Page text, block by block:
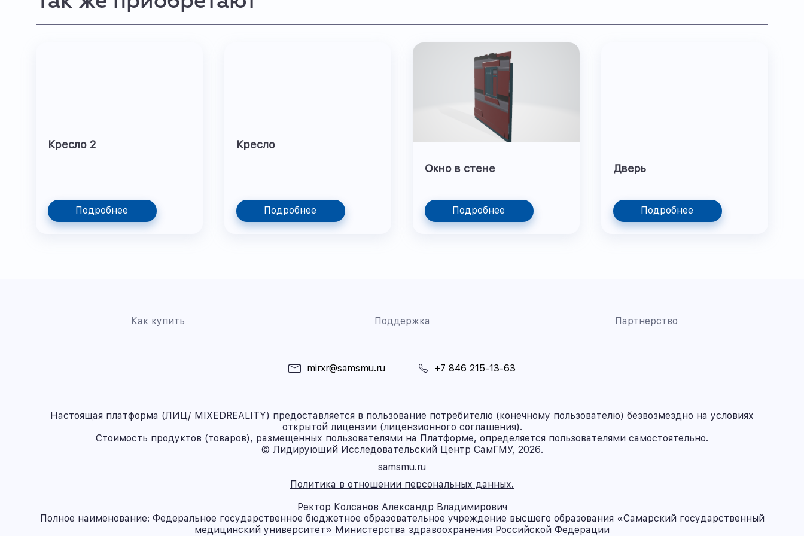
Кресло 2
Подробнее
Кресло
Подробнее
Окно в стене
Подробнее
Дверь
Подробнее
Как купить Поддержка Партнерство
mirxr@samsmu.ru +7 846 215-13-63
Настоящая платформа (ЛИЦ/ MIXEDREALITY) предоставляется в пользование потребителю (конечному пользователю) безвозмездно на условиях
открытой лицензии (лицензионного соглашения).
Стоимость продуктов (товаров), размещенных пользователями на Платформе, определяется пользователями самостоятельно.
© Лидирующий Исследовательский Центр СамГМУ, 2026.
samsmu.ru
Политика в отношении персональных данных.
Ректор Колсанов Александр Владимирович
Полное наименование: Федеральное государственное бюджетное образовательное учреждение высшего образования «Самарский государственный
медицинский университет» Министерства здравоохранения Российской Федерации